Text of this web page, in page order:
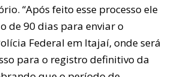
“Após feito esse processo ele
de 90 dias para enviar o
Federal em Itajaí, onde será
para o registro definitivo da